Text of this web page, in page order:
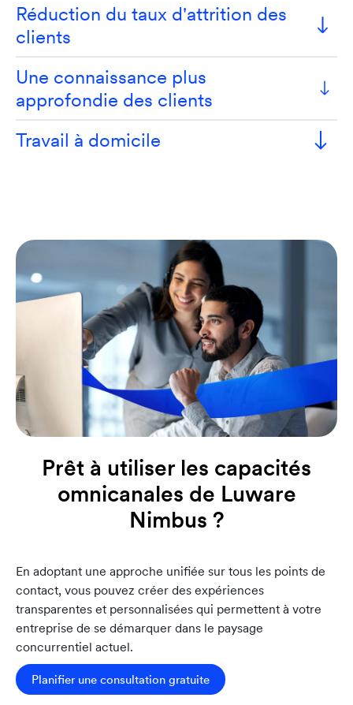
Réduction du taux d'attrition des
clients
Une connaissance plus
approfondie des clients
Travail à domicile
Prêt à utiliser les capacités
omnicanales de Luware
Nimbus ?
En adoptant une approche unifiée sur tous les points de
contact, vous pouvez créer des expériences
transparentes et personnalisées qui permettent à votre
entreprise de se démarquer dans le paysage
concurrentiel actuel.
Planifier une consultation gratuite